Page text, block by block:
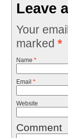
Leave
Your
marked *
Name *
Email *
Website
Comment